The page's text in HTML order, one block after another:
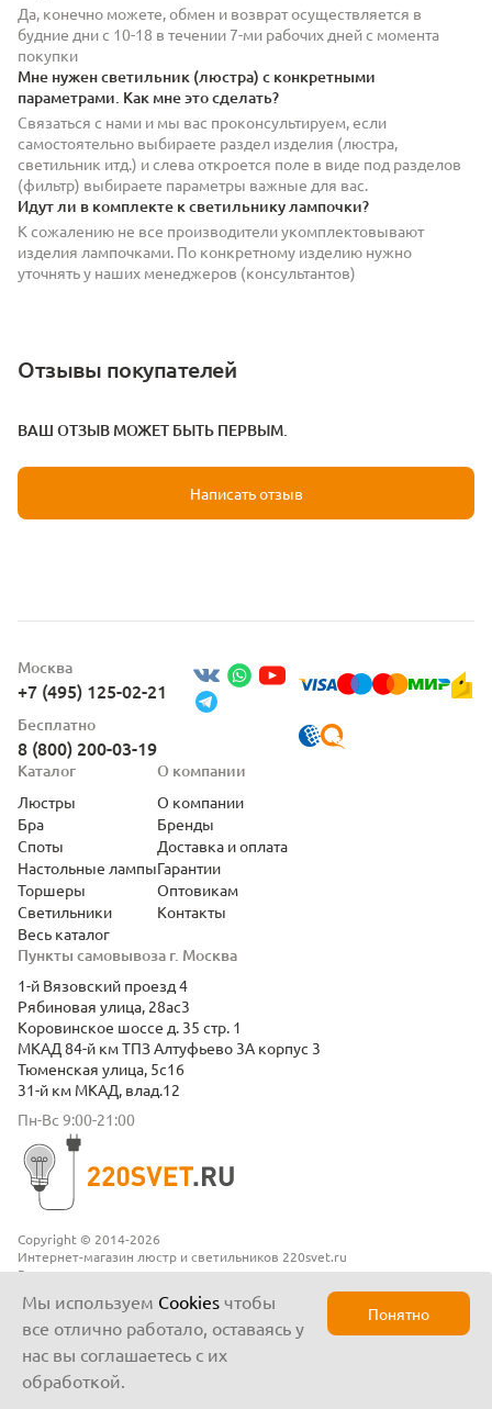
Да, конечно можете, обмен и возврат осуществляется в
будние дни с 10-18 в течении 7-ми рабочих дней с момента
покупки
Мне нужен светильник (люстра) с конкретными
параметрами. Как мне это сделать?
Связаться с нами и мы вас проконсультируем, если
самостоятельно выбираете раздел изделия (люстра,
светильник итд.) и слева откроется поле в виде под разделов
(фильтр) выбираете параметры важные для вас.
Идут ли в комплекте к светильнику лампочки?
К сожалению не все производители укомплектовывают
изделия лампочками. По конкретному изделию нужно
уточнять у наших менеджеров (консультантов)
Отзывы покупателей
ВАШ ОТЗЫВ МОЖЕТ БЫТЬ ПЕРВЫМ.
Написать отзыв
Copyright © 2014-2026
Интернет-магазин люстр и светильников 220svet.ru
Все права защищены
Москва
+7 (495) 125-02-21
Бесплатно
8 (800) 200-03-19
Пункты самовывоза г. Москва
1-й Вязовский проезд 4
Рябиновая улица, 28ас3
Коровинское шоссе д. 35 стр. 1
МКАД 84-й км ТПЗ Алтуфьево 3А корпус 3
Тюменская улица, 5с16
31-й км МКАД, влад.12
Пн-Вс 9:00-21:00
Каталог
Люстры
Бра
Споты
Настольные лампы
Торшеры
Светильники
Весь каталог
О компании
О компании
Бренды
Доставка и оплата
Гарантии
Оптовикам
Контакты
Мы используем Cookies чтобы
все отлично работало, оставаясь у
нас вы соглашаетесь с их
обработкой.
Понятно